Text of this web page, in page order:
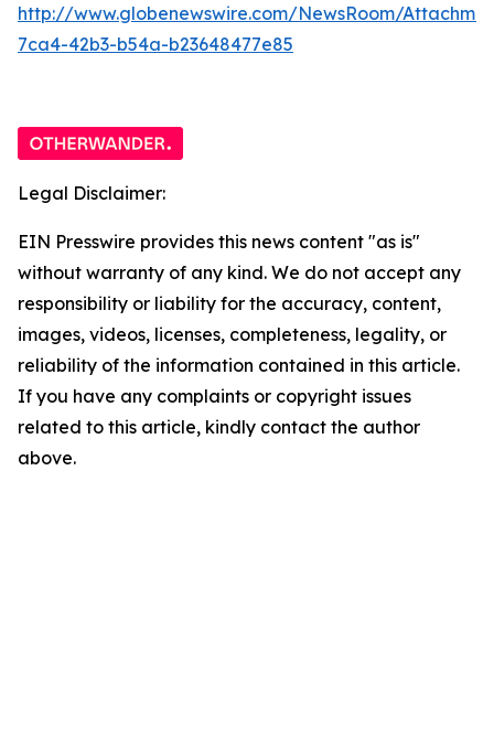
http://www.globenewswire.com/NewsRoom/
7ca4-42b3-b54a-b23648477e85
Legal Disclaimer:
EIN Presswire provides this news content "as is"
without warranty of any kind. We do not accept any
responsibility or liability for the accuracy, content,
images, videos, licenses, completeness, legality, or
reliability of the information contained in this article.
If you have any complaints or copyright issues
related to this article, kindly contact the author
above.